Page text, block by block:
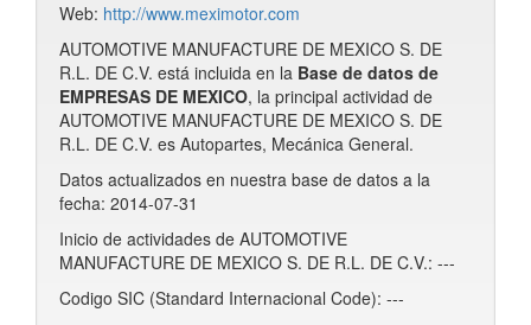
Web: http://www.meximotor.com
AUTOMOTIVE MANUFACTURE DE MEXICO S. DE
R.L. DE C.V. está incluida en la Base de datos de
EMPRESAS DE MEXICO, la principal actividad de
AUTOMOTIVE MANUFACTURE DE MEXICO S. DE
R.L. DE C.V. es Autopartes, Mecánica General.
Datos actualizados en nuestra base de datos a la
fecha: 2014-07-31
Inicio de actividades de AUTOMOTIVE
MANUFACTURE DE MEXICO S. DE R.L. DE C.V.: ---
Codigo SIC (Standard Internacional Code): ---